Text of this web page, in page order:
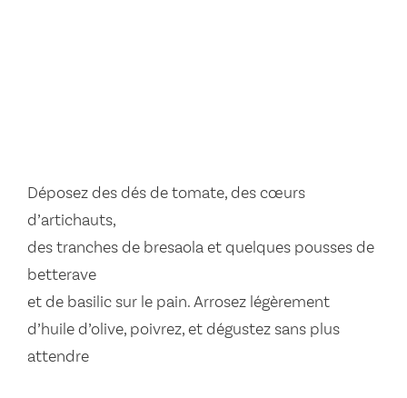
Déposez des dés de tomate, des cœurs
d’artichauts,
des tranches de bresaola et quelques pousses de
betterave
et de basilic sur le pain. Arrosez légèrement
d’huile d’olive, poivrez, et dégustez sans plus
attendre